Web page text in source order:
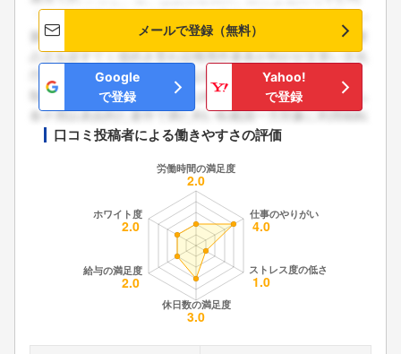
メールで登録（無料）
Google
で登録
Yahoo!
で登録
口コミ投稿者による働きやすさの評価